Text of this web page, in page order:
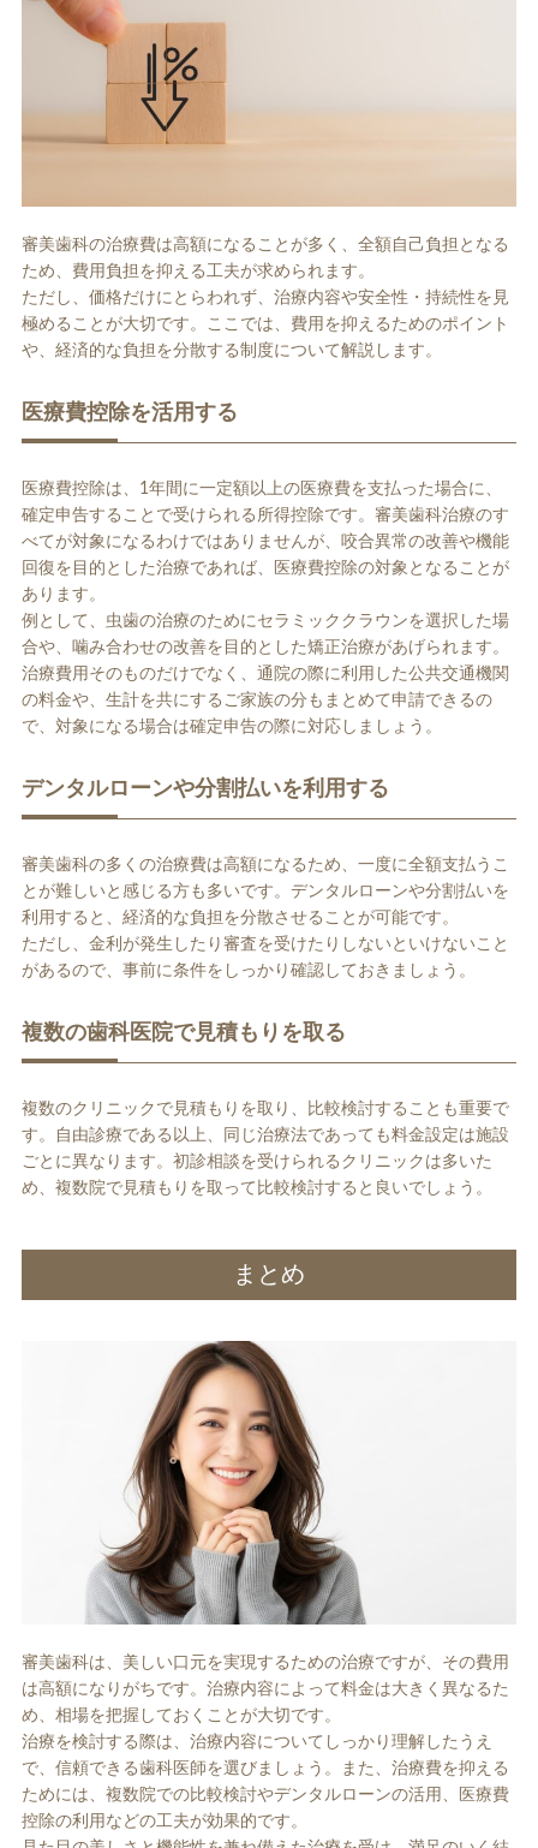
審美歯科の治療費は高額になることが多く、全額自己負担となる
ため、費用負担を抑える工夫が求められます。
ただし、価格だけにとらわれず、治療内容や安全性・持続性を見
極めることが大切です。ここでは、費用を抑えるためのポイント
や、経済的な負担を分散する制度について解説します。
医療費控除を活用する
医療費控除は、1年間に一定額以上の医療費を支払った場合に、
確定申告することで受けられる所得控除です。審美歯科治療のす
べてが対象になるわけではありませんが、咬合異常の改善や機能
回復を目的とした治療であれば、医療費控除の対象となることが
あります。
例として、虫歯の治療のためにセラミッククラウンを選択した場
合や、噛み合わせの改善を目的とした矯正治療があげられます。
治療費用そのものだけでなく、通院の際に利用した公共交通機関
の料金や、生計を共にするご家族の分もまとめて申請できるの
で、対象になる場合は確定申告の際に対応しましょう。
デンタルローンや分割払いを利用する
審美歯科の多くの治療費は高額になるため、一度に全額支払うこ
とが難しいと感じる方も多いです。デンタルローンや分割払いを
利用すると、経済的な負担を分散させることが可能です。
ただし、金利が発生したり審査を受けたりしないといけないこと
があるので、事前に条件をしっかり確認しておきましょう。
複数の歯科医院で見積もりを取る
複数のクリニックで見積もりを取り、比較検討することも重要で
す。自由診療である以上、同じ治療法であっても料金設定は施設
ごとに異なります。初診相談を受けられるクリニックは多いた
め、複数院で見積もりを取って比較検討すると良いでしょう。
まとめ
審美歯科は、美しい口元を実現するための治療ですが、その費用
は高額になりがちです。治療内容によって料金は大きく異なるた
め、相場を把握しておくことが大切です。
治療を検討する際は、治療内容についてしっかり理解したうえ
で、信頼できる歯科医師を選びましょう。また、治療費を抑える
ためには、複数院での比較検討やデンタルローンの活用、医療費
控除の利用などの工夫が効果的です。